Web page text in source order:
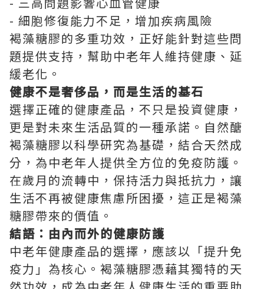
- 細胞修復能力不足，增加疾病風險
褐藻糖膠的多重功效，正好能針對這些問
題提供支持，幫助中老年人維持健康、延
緩老化。
健康不是奢侈品，而是生活的基石
選擇正確的健康產品，不只是投資健康，
更是對未來生活品質的一種承諾。自然醣
褐藻糖膠以科學研究為基礎，結合天然成
分，為中老年人提供全方位的免疫防護。
在歲月的流轉中，保持活力與抵抗力，讓
生活不再被健康焦慮所困擾，這正是褐藻
糖膠帶來的價值。
結語：由內而外的健康防護
中老年健康產品的選擇，應該以「提升免
疫力」為核心。褐藻糖膠憑藉其獨特的天